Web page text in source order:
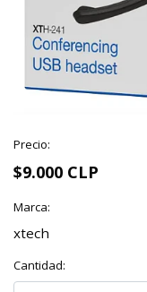
Precio:
$9.000 CLP
Marca:
xtech
Cantidad: